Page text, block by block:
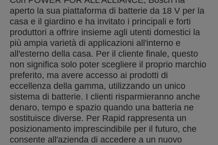
aperto la sua piattaforma di batterie da 18 V per la
casa e il giardino e ha invitato i principali e forti
produttori a offrire insieme agli utenti domestici la
più ampia varietà di applicazioni all'interno e
all'esterno della casa. Per il cliente finale, questo
non significa solo poter scegliere il proprio marchio
preferito, ma avere accesso ai prodotti di
eccellenza della gamma, utilizzando un unico
sistema di batterie. I clienti risparmieranno anche
denaro, tempo e spazio quando una batteria ne
sostituisce diverse. Per Rapid rappresenta un
posizionamento imprescindibile per il futuro, che
consente all'azienda di accedere a un nuovo